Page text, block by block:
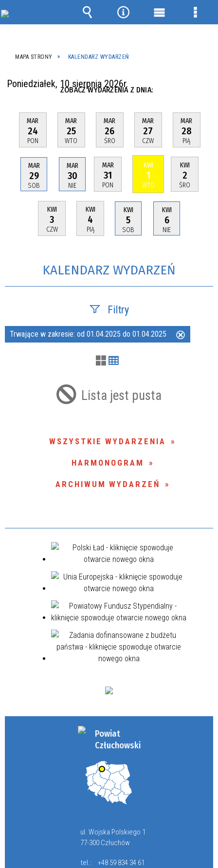
Poniedziałek, 10 sierpnia 2026r.
MAPA STRONY KALENDARZ WYDARZEŃ
ZOBACZ WYDARZENIA Z DNIA:
MAR
24
PON
MAR
25
WTO
MAR
26
ŚRO
MAR
27
CZW
MAR
28
PIĄ
MAR
29
SOB
MAR
30
NIE
MAR
31
PON
KWI
1
WTO
KWI
2
ŚRO
KWI
3
CZW
KWI
4
PIĄ
KWI
5
SOB
KWI
6
NIE
KALENDARZ WYDARZEŃ
Filtry
Szukana fraza
Trwające w zakresie: od 01.04.2025 do 01.04.2025
Lista jest pusta
WSZYSTKIE WYDARZENIA
HARMONOGRAM
ARCHIWUM WYDARZEŃ
Powiat
Człuchowski
ul. Wojska Polskiego 1
77-300 Człuchów
tel.:
+48 59 834 34 61
Wyszukiwarka
NarzędziaMenu
Menu